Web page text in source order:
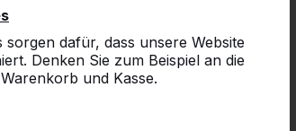
sorgen dafür, dass unsere Website
Denken Sie zum Beispiel an die
und Kasse.